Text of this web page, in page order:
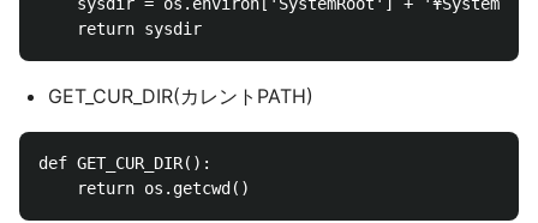
GET_CUR_DIR(カレントPATH)
def GET_CUR_DIR():